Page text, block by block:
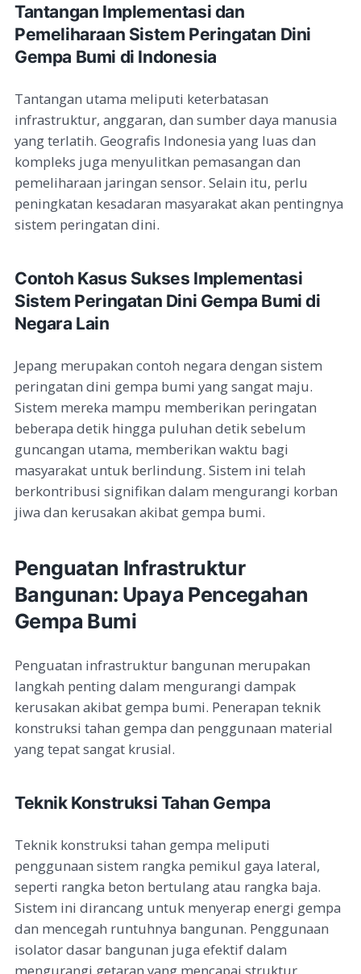
Tantangan Implementasi dan
Pemeliharaan Sistem Peringatan Dini
Gempa Bumi di Indonesia
Tantangan utama meliputi keterbatasan
infrastruktur, anggaran, dan sumber daya manusia
yang terlatih. Geografis Indonesia yang luas dan
kompleks juga menyulitkan pemasangan dan
pemeliharaan jaringan sensor. Selain itu, perlu
peningkatan kesadaran masyarakat akan pentingnya
sistem peringatan dini.
Contoh Kasus Sukses Implementasi
Sistem Peringatan Dini Gempa Bumi di
Negara Lain
Jepang merupakan contoh negara dengan sistem
peringatan dini gempa bumi yang sangat maju.
Sistem mereka mampu memberikan peringatan
beberapa detik hingga puluhan detik sebelum
guncangan utama, memberikan waktu bagi
masyarakat untuk berlindung. Sistem ini telah
berkontribusi signifikan dalam mengurangi korban
jiwa dan kerusakan akibat gempa bumi.
Penguatan Infrastruktur
Bangunan: Upaya Pencegahan
Gempa Bumi
Penguatan infrastruktur bangunan merupakan
langkah penting dalam mengurangi dampak
kerusakan akibat gempa bumi. Penerapan teknik
konstruksi tahan gempa dan penggunaan material
yang tepat sangat krusial.
Teknik Konstruksi Tahan Gempa
Teknik konstruksi tahan gempa meliputi
penggunaan sistem rangka pemikul gaya lateral,
seperti rangka beton bertulang atau rangka baja.
Sistem ini dirancang untuk menyerap energi gempa
dan mencegah runtuhnya bangunan. Penggunaan
isolator dasar bangunan juga efektif dalam
mengurangi getaran yang mencapai struktur